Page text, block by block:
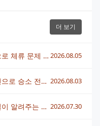
더 보기
외국인비자상담, 제주변호사추천으로 체류 문제 빠르게 해결하는 법 2026.08.05
손해배상청구소송, 전주변호사추천으로 승소 전략 세우는 법 2026.08.03
유언장작성방법, 서초변호사사무실이 알려주는 핵심 정리 2026.07.30